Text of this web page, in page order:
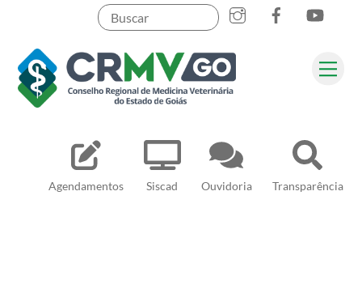
content
Agendamentos Siscad Ouvidoria Transparência
Pesquisar